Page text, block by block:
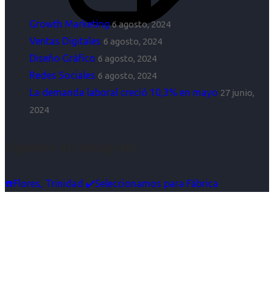
Growth Marketing 6 agosto, 2024
Ventas Digitales 6 agosto, 2024
Diseño Gráfico 6 agosto, 2024
Redes Sociales 6 agosto, 2024
La demanda laboral creció 10,3% en mayo 27 junio,
2024
☎️Flores, Trinidad ✔️Seleccionamos para Fábrica